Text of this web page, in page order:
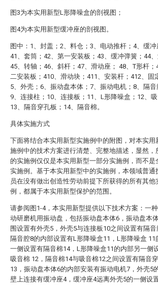
图3为本实用新型L形降噪盒的剖视图；
图4为本实用新型缓冲座的剖视图。
图中：1、封盖；2、料仓；3、电动推杆；4、缓冲
41、套筒；42、第一安装板；43、缓冲弹簧；44、
45、转轴；46、斜杆；47、滑动座； 48、T形杆；
二安装板；410、滑动块；411、安装杆；412、固
5、外壳；6、振动盘本体；7、振动电机；8、隔音
9、连接柱；10、连接板；11、L形降噪盒；12、吸
13、隔音穿孔板；14、隔音棉。
具体实施方式
下面将结合本实用新型实施例中的附图，对本实用
施例中的技术方案进行清楚、完整地描述，显然，
的实施例仅仅是本实用新型一部分实施例，而不是
实施例。基于本实用新型中的实施例，本领域普通
员在没有做出创造性劳动前提下所获得的所有其他
例，都属于本实用新型保护的范围。
请参阅图1-4，本实用新型提供以下技术方案：一
动研磨机用振动盘，包括振动盘本体6，振动盘本
围设置有外壳5，外壳5与连接板10之间设置有隔音
隔音腔8的内部设置有L形降噪盒11，L形降噪盒 11
一侧设置有隔音棉14，L形降噪盒11的内部另一侧
吸音棉 12，隔音棉14与吸音棉12之间设置有隔音
13，振动盘本体6的内部安装有振动电机7，外壳5
壁上连接有缓冲座4，缓冲座4远离外壳5的一侧设